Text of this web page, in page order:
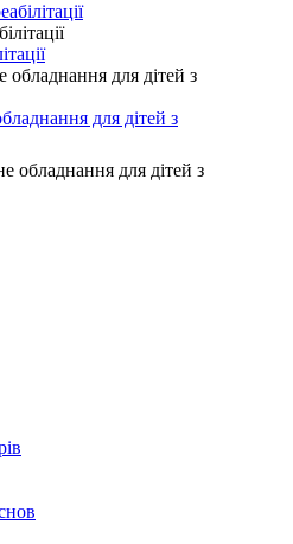
для дітей з
обладнання для дітей з